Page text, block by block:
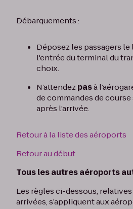
Débarquements :
Déposez les passagers
l'entrée du terminal du
choix.
N’attendez pasà
de commandes de
après l’arrivée.
Retour à la liste des aéroports
Retour au début
Tous les autres aéroports
Les règles ci-dessous,
arrivées, s’appliquent aux